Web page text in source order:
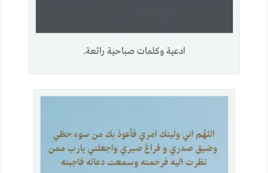
ادعية وكلمات صباحية رائعة.